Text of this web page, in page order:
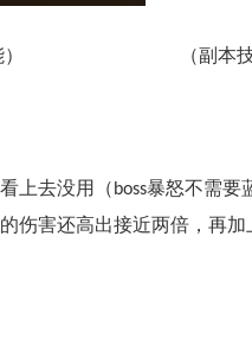
） （副本
上去没用（boss暴怒不需要
的伤害还高出接近两倍，再加